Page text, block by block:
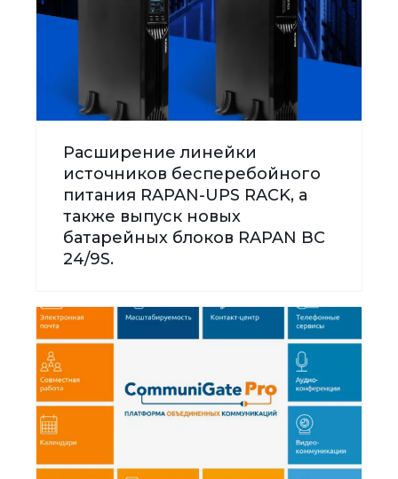
Расширение линейки
источников бесперебойного
питания RAPAN-UPS RACK, а
также выпуск новых
батарейных блоков RAPAN BC
24/9S.